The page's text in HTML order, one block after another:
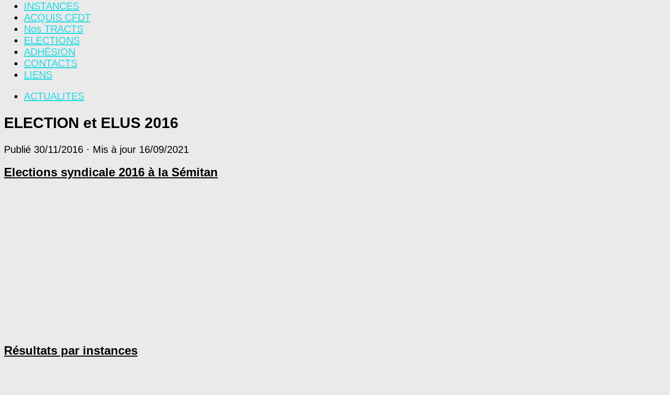
INSTANCES
ACQUIS CFDT
Nos TRACTS
ELECTIONS
ADHÉSION
CONTACTS
LIENS
ACTUALITES
ELECTION et ELUS 2016
Publié 30/11/2016 · Mis à jour 16/09/2021
Elections syndicale 2016 à la Sémitan
Résultats par instances